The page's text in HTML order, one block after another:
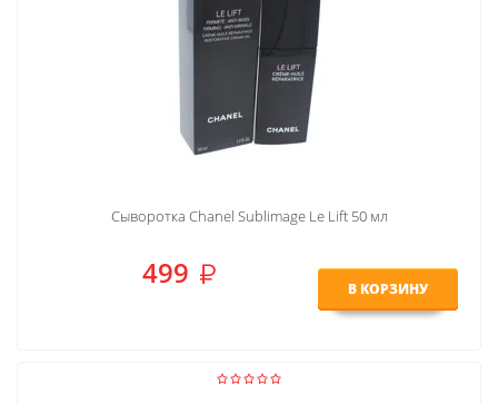
Сыворотка Chanel Sublimage Le Lift 50 мл
499 В КОРЗИНУ